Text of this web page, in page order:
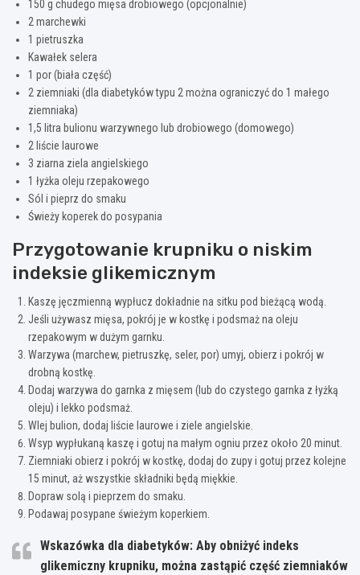
150 g chudego mięsa drobiowego (opcjonalnie)
2 marchewki
1 pietruszka
Kawałek selera
1 por (biała część)
2 ziemniaki (dla diabetyków typu 2 można ograniczyć do 1 małego
ziemniaka)
1,5 litra bulionu warzywnego lub drobiowego (domowego)
2 liście laurowe
3 ziarna ziela angielskiego
1 łyżka oleju rzepakowego
Sól i pieprz do smaku
Świeży koperek do posypania
Przygotowanie krupniku o niskim
indeksie glikemicznym
Kaszę jęczmienną wypłucz dokładnie na sitku pod bieżącą wodą.
Jeśli używasz mięsa, pokrój je w kostkę i podsmaż na oleju
rzepakowym w dużym garnku.
Warzywa (marchew, pietruszkę, seler, por) umyj, obierz i pokrój w
drobną kostkę.
Dodaj warzywa do garnka z mięsem (lub do czystego garnka z łyżką
oleju) i lekko podsmaż.
Wlej bulion, dodaj liście laurowe i ziele angielskie.
Wsyp wypłukaną kaszę i gotuj na małym ogniu przez około 20 minut.
Ziemniaki obierz i pokrój w kostkę, dodaj do zupy i gotuj przez kolejne
15 minut, aż wszystkie składniki będą miękkie.
Dopraw solą i pieprzem do smaku.
Podawaj posypane świeżym koperkiem.
Wskazówka dla diabetyków: Aby obniżyć indeks
glikemiczny krupniku, można zastąpić część ziemniaków